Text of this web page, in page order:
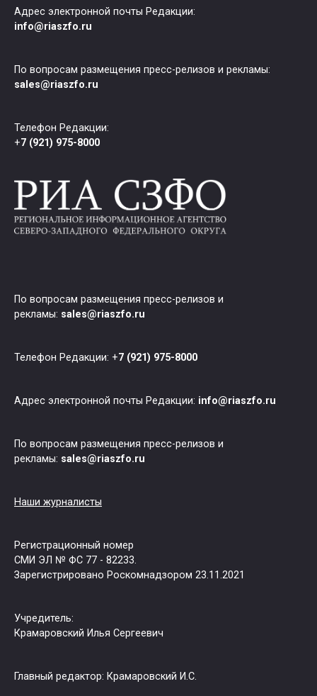
Адрес электронной почты Редакции:
info@riaszfo.ru
По вопросам размещения пресс-релизов и рекламы:
sales@riaszfo.ru
Телефон Редакции:
+7 (921) 975-8000
По вопросам размещения пресс-релизов и
рекламы: sales@riaszfo.ru
Телефон Редакции: +7 (921) 975-8000
Адрес электронной почты Редакции: info@riaszfo.ru
По вопросам размещения пресс-релизов и
рекламы: sales@riaszfo.ru
Наши журналисты
Регистрационный номер
СМИ ЭЛ № ФС 77 - 82233.
Зарегистрировано Роскомнадзором 23.11.2021
Учредитель:
Крамаровский Илья Сергеевич
Главный редактор: Крамаровский И.С.